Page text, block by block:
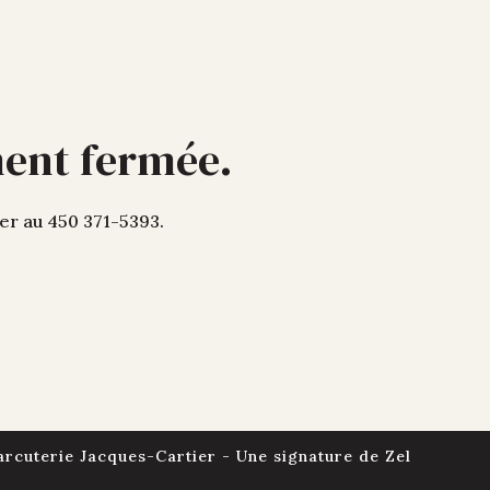
fermée.
au 450 371-5393.
Jacques-Cartier - Une signature de Zel